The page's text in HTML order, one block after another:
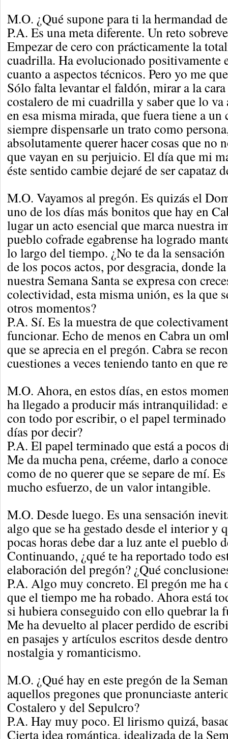
M.O. ¿Qué supone para ti la hermandad
P.A. Es una meta diferente. Un reto
Empezar de cero con prácticamente la
cuadrilla. Ha evolucionado positivamente
cuanto a aspectos técnicos. Pero yo me
Sólo falta levantar el faldón, mirar a la
costalero de mi cuadrilla y saber que lo va
en esa misma mirada, que fuera tiene a un
siempre dispensarle un trato como
absolutamente querer hacer cosas que no
que vayan en su perjuicio. El día que mi
éste sentido cambie dejaré de ser capataz
M.O. Vayamos al pregón. Es quizás el
uno de los días más bonitos que hay en
lugar un acto esencial que marca nuestra
pueblo cofrade egabrense ha logrado
lo largo del tiempo. ¿No te da la
de los pocos actos, por desgracia, donde
nuestra Semana Santa se expresa con
colectividad, esta misma unión, es la que
otros momentos?
P.A. Sí. Es la muestra de que
funcionar. Echo de menos en Cabra un
que se aprecia en el pregón. Cabra se
cuestiones a veces teniendo tanto en que
M.O. Ahora, en estos días, en estos
ha llegado a producir más intranquilidad:
con todo por escribir, o el papel terminado
días por decir?
P.A. El papel terminado que está a pocos
Me da mucha pena, créeme, darlo a
como de no querer que se separe de mí.
mucho esfuerzo, de un valor intangible.
M.O. Desde luego. Es una sensación
algo que se ha gestado desde el interior y
pocas horas debe dar a luz ante el pueblo
Continuando, ¿qué te ha reportado todo
elaboración del pregón? ¿Qué
P.A. Algo muy concreto. El pregón me ha
que el tiempo me ha robado. Ahora está
si hubiera conseguido con ello quebrar la
Me ha devuelto al placer perdido de
en pasajes y artículos escritos desde
nostalgia y romanticismo.
M.O. ¿Qué hay en este pregón de la
aquellos pregones que pronunciaste
Costalero y del Sepulcro?
P.A. Hay muy poco. El lirismo quizá,
Cierta idea romántica, idealizada de la